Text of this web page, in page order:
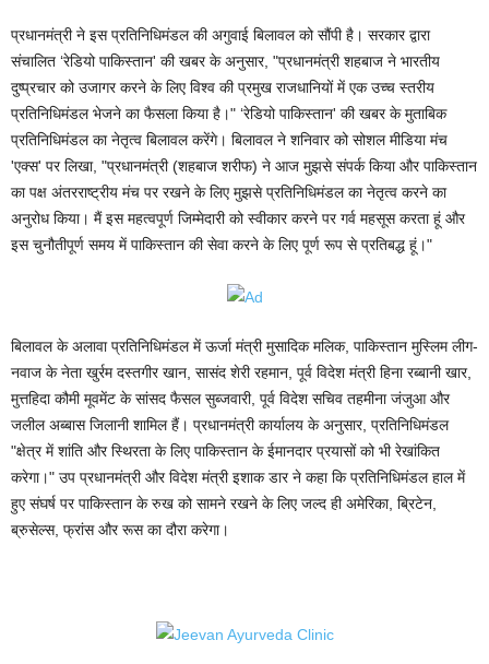
प्रधानमंत्री ने इस प्रतिनिधिमंडल की अगुवाई बिलावल को सौंपी है। सरकार द्वारा
संचालित ‘रेडियो पाकिस्तान' की खबर के अनुसार, "प्रधानमंत्री शहबाज ने भारतीय
दुष्प्रचार को उजागर करने के लिए विश्व की प्रमुख राजधानियों में एक उच्च स्तरीय
प्रतिनिधिमंडल भेजने का फैसला किया है।" ‘रेडियो पाकिस्तान' की खबर के मुताबिक
प्रतिनिधिमंडल का नेतृत्व बिलावल करेंगे। बिलावल ने शनिवार को सोशल मीडिया मंच
'एक्स' पर लिखा, "प्रधानमंत्री (शहबाज शरीफ) ने आज मुझसे संपर्क किया और पाकिस्तान
का पक्ष अंतरराष्ट्रीय मंच पर रखने के लिए मुझसे प्रतिनिधिमंडल का नेतृत्व करने का
अनुरोध किया। मैं इस महत्वपूर्ण जिम्मेदारी को स्वीकार करने पर गर्व महसूस करता हूं और
इस चुनौतीपूर्ण समय में पाकिस्तान की सेवा करने के लिए पूर्ण रूप से प्रतिबद्ध हूं।"
बिलावल के अलावा प्रतिनिधिमंडल में ऊर्जा मंत्री मुसादिक मलिक, पाकिस्तान मुस्लिम लीग-
नवाज के नेता खुर्रम दस्तगीर खान, सासंद शेरी रहमान, पूर्व विदेश मंत्री हिना रब्बानी खार,
मुत्तहिदा कौमी मूवमेंट के सांसद फैसल सुब्जवारी, पूर्व विदेश सचिव तहमीना जंजुआ और
जलील अब्बास जिलानी शामिल हैं। प्रधानमंत्री कार्यालय के अनुसार, प्रतिनिधिमंडल
"क्षेत्र में शांति और स्थिरता के लिए पाकिस्तान के ईमानदार प्रयासों को भी रेखांकित
करेगा।" उप प्रधानमंत्री और विदेश मंत्री इशाक डार ने कहा कि प्रतिनिधिमंडल हाल में
हुए संघर्ष पर पाकिस्तान के रुख को सामने रखने के लिए जल्द ही अमेरिका, ब्रिटेन,
ब्रुसेल्स, फ्रांस और रूस का दौरा करेगा।